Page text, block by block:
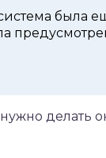
была
делать